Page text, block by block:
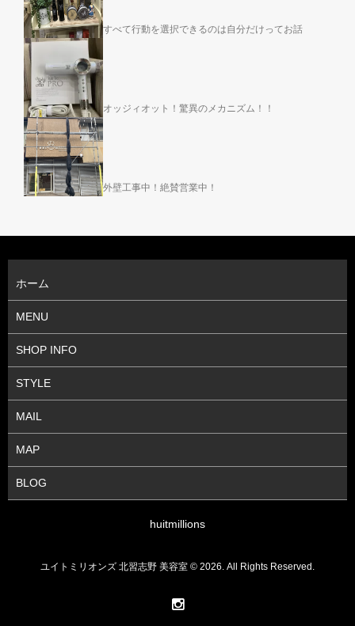
すべて行動を選択できるのは自分だけってお話
オッジィオット！驚異のメカニズム！！
外壁工事中！絶賛営業中！
ホーム
MENU
SHOP INFO
STYLE
MAIL
MAP
BLOG
huitmillions
ユイトミリオンズ 北習志野 美容室 © 2026. All Rights Reserved.